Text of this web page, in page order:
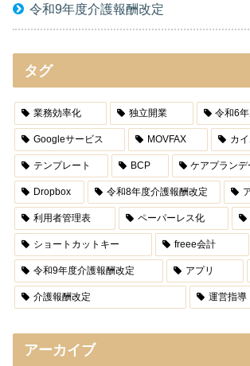
令和9年度介護報酬改定
タグ
業務効率化 独立開業 令和6
Googleサービス MOVFAX カ
テンプレート BCP ケアプラン
Dropbox 令和8年度介護報酬改定
利用者管理表 ペーパーレス化
ショートカットキー freee会計
令和9年度介護報酬改定 アプリ
介護報酬改定 運営指導
アーカイブ